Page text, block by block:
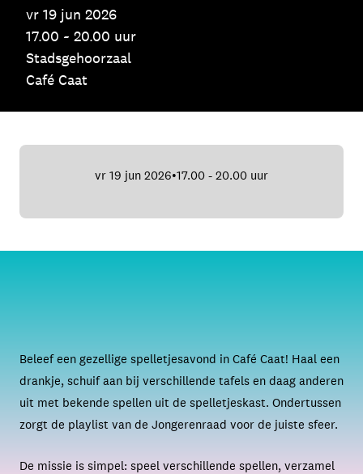
vr 19 jun 2026
17.00 ~ 20.00 uur
Stadsgehoorzaal
Café Caat
vr 19 jun 2026•17.00 - 20.00 uur
Beleef een gezellige spelletjesavond in Café Caat! Haal een
drankje, schuif aan bij verschillende tafels en daag anderen
uit met bekende spellen uit de spelletjeskast. Ondertussen
zorgt de playlist van de Jongerenraad voor de juiste sfeer.
De missie is simpel: speel verschillende spellen, verzamel